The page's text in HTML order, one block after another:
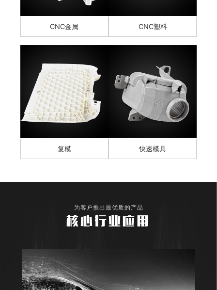
CNC金属 CNC塑料
复模 快速模具
为客户推出最优质的产品
核心行业应用